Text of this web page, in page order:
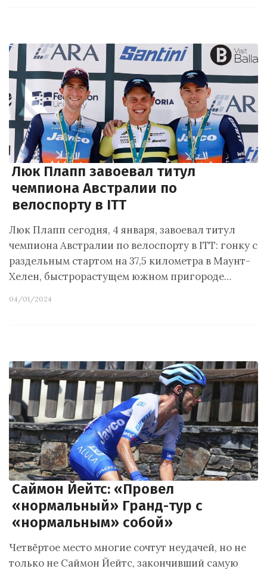
Люк Плапп завоевал титул
чемпиона Австралии по
велоспорту в ITT
Люк Плапп сегодня, 4 января, завоевал титул
чемпиона Австралии по велоспорту в ITT: гонку с
раздельным стартом на 37,5 километра в Маунт-
Хелен, быстрорастущем южном пригороде…
04/01/2024
Саймон Йейтс: «Провел
«нормальный» Гранд-тур с
«нормальным» собой»
Четвёртое место многие сочтут неудачей, но не
только не Саймон Йейтс, закончивший самую